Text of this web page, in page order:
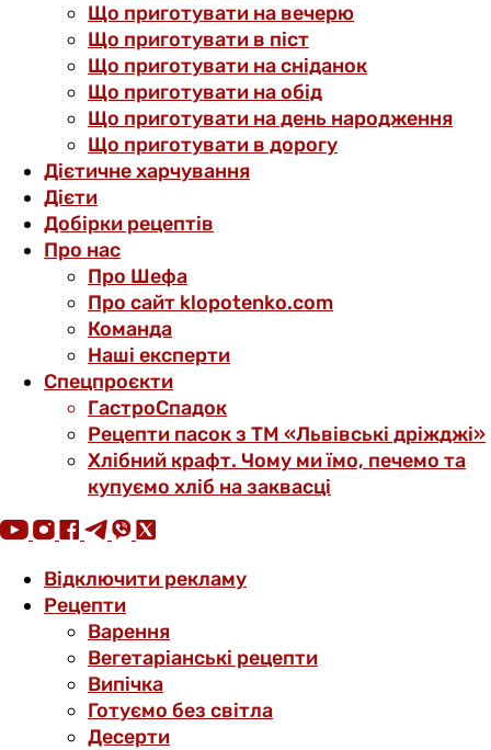
Що приготувати на вечерю
Що приготувати в піст
Що приготувати на сніданок
Що приготувати на обід
Що приготувати на день народження
Що приготувати в дорогу
Дієтичне харчування
Дієти
Добірки рецептів
Про нас
Про Шефа
Про сайт klopotenko.com
Команда
Наші експерти
Спецпроєкти
ГастроСпадок
Рецепти пасок з ТМ «Львівські дріжджі»
Хлібний крафт. Чому ми їмо, печемо та
купуємо хліб на заквасці
Відключити рекламу
Рецепти
Варення
Вегетаріанські рецепти
Випічка
Готуємо без світла
Десерти